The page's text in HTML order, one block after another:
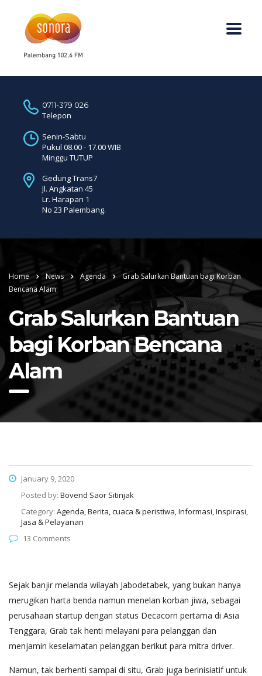
0711-379 026
Telepon
Senin-Sabtu
Pukul 08.00 - 17.00 WIB
Minggu TUTUP
Gedung Trans7
Jl. Angkatan 45
Lr. Harapan 1
No 23 Palembang.
Home News Agenda
Grab Salurkan Bantuan bagi Korban
Bencana Alam
Grab Salurkan Bantuan
bagi Korban Bencana
Alam
January 9, 2020
Posted by: Bovend Saor Sitinjak
Category: Agenda, Berita, cuaca & peristiwa, Informasi, Inspirasi,
Jasa & Pelayanan
13 Comments
Sejak banjir melanda wilayah Jabodetabek, yang bukan hanya
merugikan harta benda namun menelan korban jiwa, sebagai
perusahaan startup dengan status Decacorn pertama di Asia
Tenggara, Grab tak henti melayani para pelanggan dan
menjamin keselamatan pelanggan berikut para mitra driver.
Namun, tak berhenti sampai di situ, Grab juga berinisiatif untuk